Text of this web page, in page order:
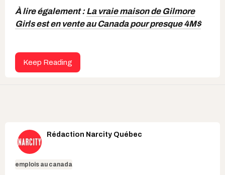
À lire également :La vraie maison de Gilmore
Girls est en vente au Canada pour presque 4M$
Keep Reading
Rédaction Narcity Québec
emplois au canada